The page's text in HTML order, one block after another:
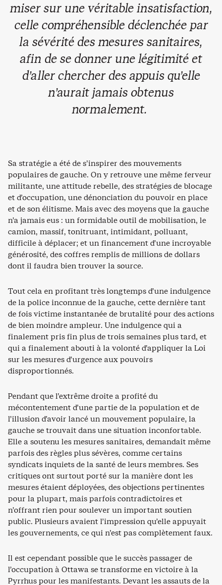
miser sur une véritable insatisfaction,
celle compréhensible déclenchée par
la sévérité des mesures sanitaires,
afin de se donner une légitimité et
d’aller chercher des appuis qu’elle
n’aurait jamais obtenus
normalement.
Sa stratégie a été de s’inspirer des mouvements
populaires de gauche. On y retrouve une même ferveur
militante, une attitude rebelle, des stratégies de blocage
et d’occupation, une dénonciation du pouvoir en place
et de son élitisme. Mais avec des moyens que la gauche
n’a jamais eus : un formidable outil de mobilisation, le
camion, massif, tonitruant, intimidant, polluant,
difficile à déplacer; et un financement d’une incroyable
générosité, des coffres remplis de millions de dollars
dont il faudra bien trouver la source.
Tout cela en profitant très longtemps d’une indulgence
de la police inconnue de la gauche, cette dernière tant
de fois victime instantanée de brutalité pour des actions
de bien moindre ampleur. Une indulgence qui a
finalement pris fin plus de trois semaines plus tard, et
qui a finalement abouti à la volonté d’appliquer la Loi
sur les mesures d’urgence aux pouvoirs
disproportionnés.
Pendant que l’extrême droite a profité du
mécontentement d’une partie de la population et de
l’illusion d’avoir lancé un mouvement populaire, la
gauche se trouvait dans une situation inconfortable.
Elle a soutenu les mesures sanitaires, demandait même
parfois des règles plus sévères, comme certains
syndicats inquiets de la santé de leurs membres. Ses
critiques ont surtout porté sur la manière dont les
mesures étaient déployées, des objections pertinentes
pour la plupart, mais parfois contradictoires et
n’offrant rien pour soulever un important soutien
public. Plusieurs avaient l’impression qu’elle appuyait
les gouvernements, ce qui n’est pas complètement faux.
Il est cependant possible que le succès passager de
l’occupation à Ottawa se transforme en victoire à la
Pyrrhus pour les manifestants. Devant les assauts de la